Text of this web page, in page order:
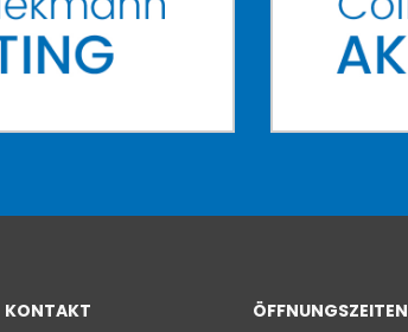
KONTAKT
ÖFFNUNGSZEITEN